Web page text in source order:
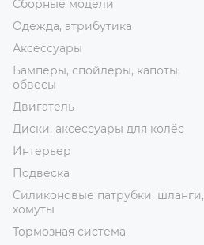
Сборные модели
Одежда, атрибутика
Аксессуары
Бамперы, спойлеры, капоты,
обвесы
Двигатель
Диски, аксессуары для колёс
Интерьер
Подвеска
Силиконовые патрубки, шланги,
хомуты
Тормозная система